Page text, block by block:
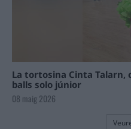
La tortosina Cinta Talarn,
balls solo júnior
08 maig 2026